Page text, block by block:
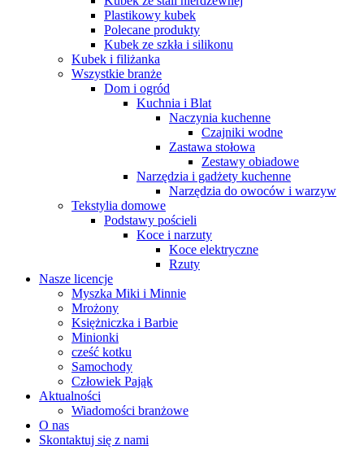
Plastikowy kubek
Polecane produkty
Kubek ze szkła i silikonu
Kubek i filiżanka
Wszystkie branże
Dom i ogród
Kuchnia i Blat
Naczynia kuchenne
Czajniki wodne
Zastawa stołowa
Zestawy obiadowe
Narzędzia i gadżety kuchenne
Narzędzia do owoców i warzyw
Tekstylia domowe
Podstawy pościeli
Koce i narzuty
Koce elektryczne
Rzuty
Nasze licencje
Myszka Miki i Minnie
Mrożony
Księżniczka i Barbie
Minionki
cześć kotku
Samochody
Człowiek Pająk
Aktualności
Wiadomości branżowe
O nas
Skontaktuj się z nami